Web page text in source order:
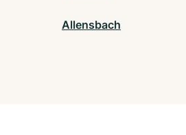
Allensbach